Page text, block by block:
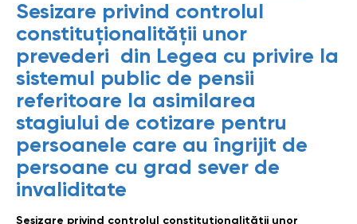
Sesizare privind controlul
constituționalității unor
prevederi din Legea cu privire la
sistemul public de pensii
referitoare la asimilarea
stagiului de cotizare pentru
persoanele care au îngrijit de
persoane cu grad sever de
invaliditate
Sesizare privind controlul constituționalității unor